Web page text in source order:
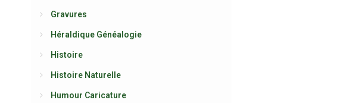
Gravures
Héraldique Généalogie
Histoire
Histoire Naturelle
Humour Caricature